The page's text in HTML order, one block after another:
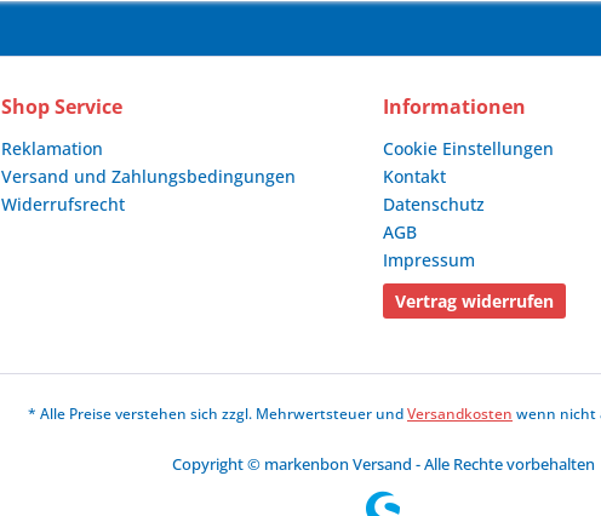
Shop Service
Reklamation
Versand und Zahlungsbedingungen
Widerrufsrecht
Informationen
Cookie Einstellungen
Kontakt
Datenschutz
AGB
Impressum
Vertrag widerrufen
* Alle Preise verstehen sich zzgl. Mehrwertsteuer undVersandkosten wenn nicht
Copyright © markenbon Versand - Alle Rechte vorbehalten